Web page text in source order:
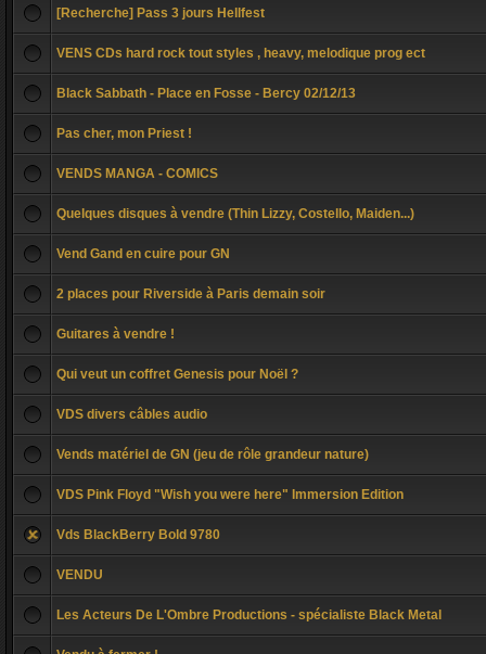
[Recherche] Pass 3 jours Hellfest
VENS CDs hard rock tout styles , heavy, melodique prog ect
Black Sabbath - Place en Fosse - Bercy 02/12/13
Pas cher, mon Priest !
VENDS MANGA - COMICS
Quelques disques à vendre (Thin Lizzy, Costello, Maiden...)
Vend Gand en cuire pour GN
2 places pour Riverside à Paris demain soir
Guitares à vendre !
Qui veut un coffret Genesis pour Noël ?
VDS divers câbles audio
Vends matériel de GN (jeu de rôle grandeur nature)
VDS Pink Floyd "Wish you were here" Immersion Edition
Vds BlackBerry Bold 9780
VENDU
Les Acteurs De L'Ombre Productions - spécialiste Black Metal